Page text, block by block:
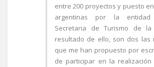
entre 200 proyectos y puesto
argentinas por la entidad
Secretaria de Turismo de la
resultado de ello, son dos las
que me han propuesto por
de participar en la